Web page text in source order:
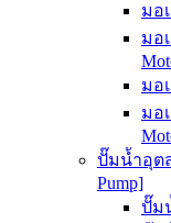
มอ
มอ
มอ
มอ
ปั๊มน้ำอุต
Pump]
ปั๊ม